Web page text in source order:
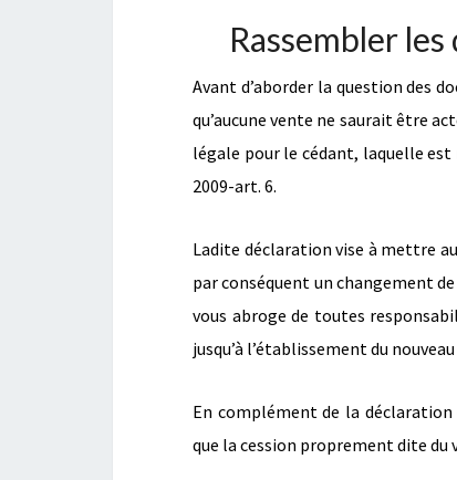
Rassembler
Avant d’aborder la question des
qu’aucune vente ne saurait être
légale pour le cédant, laquelle est
2009-art. 6.
Ladite déclaration vise à mettre
par conséquent un changement
vous abroge de toutes
jusqu’à l’établissement du
En complément de la
que la cession proprement dite du